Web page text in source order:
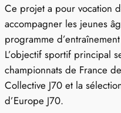
Ce projet a pour vocation
accompagner les jeunes
programme
L’objectif sportif principal
championnats de France
Collective J70 et la
d’Europe J70.